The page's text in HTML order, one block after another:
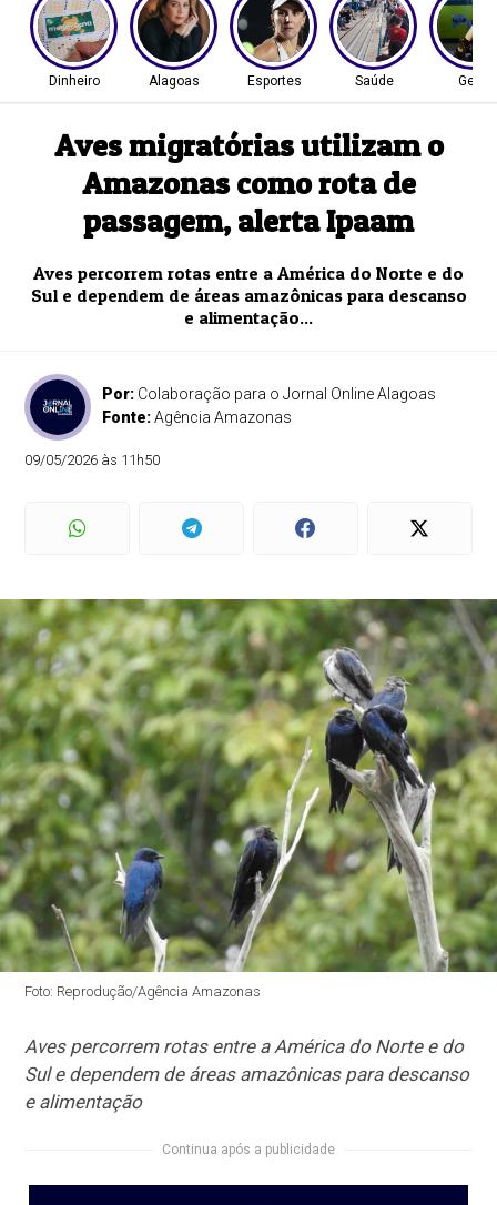
Dinheiro Alagoas Esportes Saúde Geral
Aves migratórias utilizam o
Amazonas como rota de
passagem, alerta Ipaam
Aves percorrem rotas entre a América do Norte e do
Sul e dependem de áreas amazônicas para descanso
e alimentação...
Por: Colaboração para o Jornal Online Alagoas
Fonte:Agência Amazonas
09/05/2026 às 11h50
Foto: Reprodução/Agência Amazonas
Aves percorrem rotas entre a América do Norte e do
Sul e dependem de áreas amazônicas para descanso
e alimentação
Continua após a publicidade